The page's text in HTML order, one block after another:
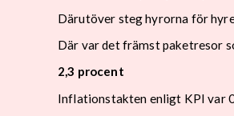
Därutöver steg hyrorna för
Där var det främst paketresor
2,3 procent
Inflationstakten enligt KPI var